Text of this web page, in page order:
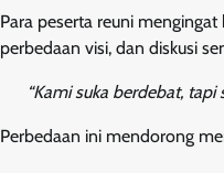
Para peserta reuni mengingat
perbedaan visi, dan diskusi
“Kami suka berdebat,
Perbedaan ini mendorong